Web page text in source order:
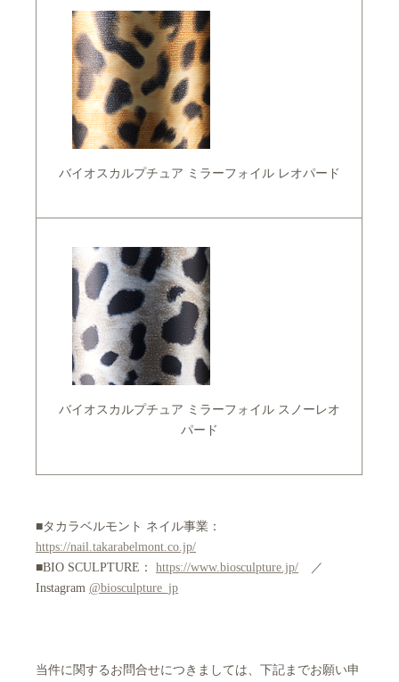
バイオスカルプチュア ミラーフォイル レオパード
バイオスカルプチュア ミラーフォイル スノーレオ
パード
■タカラベルモント ネイル事業：
https://nail.takarabelmont.co.jp/
■BIO SCULPTURE：https://www.biosculpture.jp/ ／
Instagram@biosculpture_jp
当件に関するお問合せにつきましては、下記までお願い申